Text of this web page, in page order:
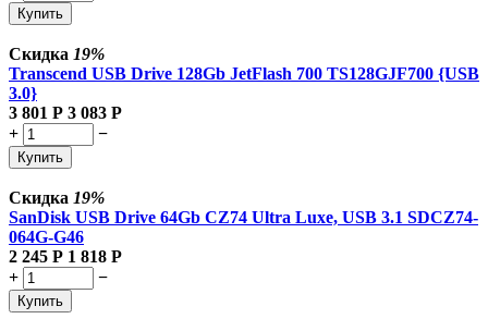
Купить
Скидка 19%
Transcend USB Drive 128Gb JetFlash 700 TS128GJF700 {USB
3.0}
3 801 Р 3 083 Р
+
−
Купить
Скидка 19%
SanDisk USB Drive 64Gb CZ74 Ultra Luxe, USB 3.1 SDCZ74-
064G-G46
2 245 Р 1 818 Р
+
−
Купить